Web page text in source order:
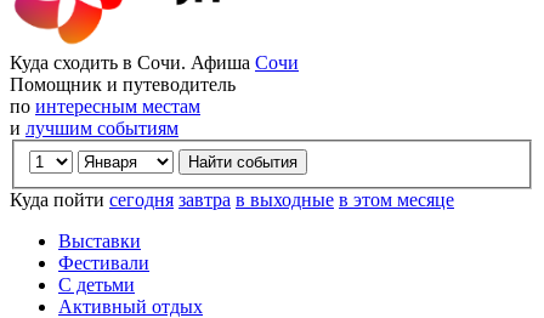
Куда сходить в Сочи. Афиша Сочи
Помощник и путеводитель
по интересным местам
и лучшим событиям
Куда пойти сегодня завтра в выходные в этом месяце
Выставки
Фестивали
С детьми
Активный отдых